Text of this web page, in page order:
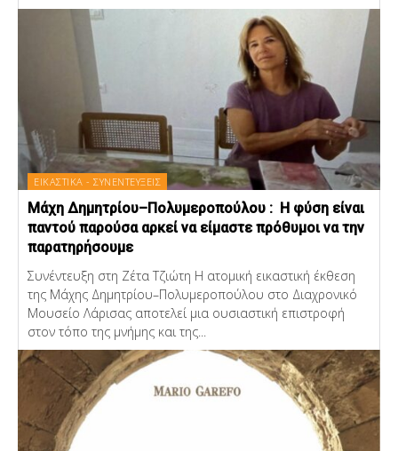
ΕΙΚΑΣΤΙΚΑ - ΣΥΝΕΝΤΕΥΞΕΙΣ
Μάχη Δημητρίου–Πολυμεροπούλου : Η φύση είναι
παντού παρούσα αρκεί να είμαστε πρόθυμοι να την
παρατηρήσουμε
Συνέντευξη στη Ζέτα Τζιώτη Η ατομική εικαστική έκθεση
της Μάχης Δημητρίου–Πολυμεροπούλου στο Διαχρονικό
Μουσείο Λάρισας αποτελεί μια ουσιαστική επιστροφή
στον τόπο της μνήμης και της...